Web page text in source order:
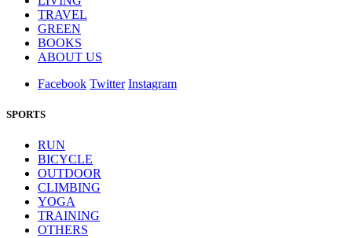
TRAVEL
GREEN
BOOKS
ABOUT US
Facebook Twitter Instagram
SPORTS
RUN
BICYCLE
OUTDOOR
CLIMBING
YOGA
TRAINING
OTHERS